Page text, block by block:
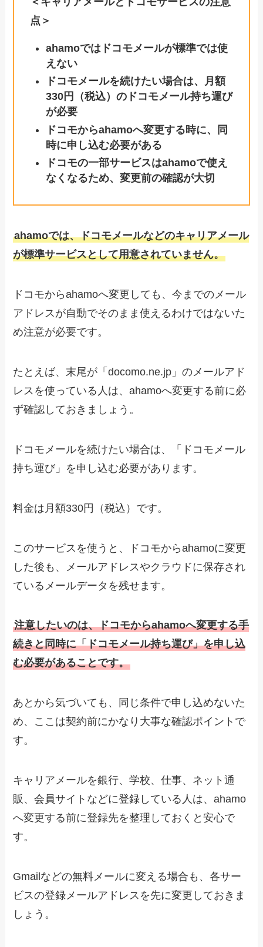
点＞
ahamoではドコモメールが標準では使
えない
ドコモメールを続けたい場合は、月額
330円（税込）のドコモメール持ち運び
が必要
ドコモからahamoへ変更する時に、同
時に申し込む必要がある
ドコモの一部サービスはahamoで使え
なくなるため、変更前の確認が大切
ahamoでは、ドコモメールなどのキャリアメール
が標準サービスとして用意されていません。
ドコモからahamoへ変更しても、今までのメール
アドレスが自動でそのまま使えるわけではないた
め注意が必要です。
たとえば、末尾が「docomo.ne.jp」のメールアド
レスを使っている人は、ahamoへ変更する前に必
ず確認しておきましょう。
ドコモメールを続けたい場合は、「ドコモメール
持ち運び」を申し込む必要があります。
料金は月額330円（税込）です。
このサービスを使うと、ドコモからahamoに変更
した後も、メールアドレスやクラウドに保存され
ているメールデータを残せます。
注意したいのは、ドコモからahamoへ変更する手
続きと同時に「ドコモメール持ち運び」を申し込
む必要があることです。
あとから気づいても、同じ条件で申し込めないた
め、ここは契約前にかなり大事な確認ポイントで
す。
キャリアメールを銀行、学校、仕事、ネット通
販、会員サイトなどに登録している人は、ahamo
へ変更する前に登録先を整理しておくと安心で
す。
Gmailなどの無料メールに変える場合も、各サー
ビスの登録メールアドレスを先に変更しておきま
しょう。